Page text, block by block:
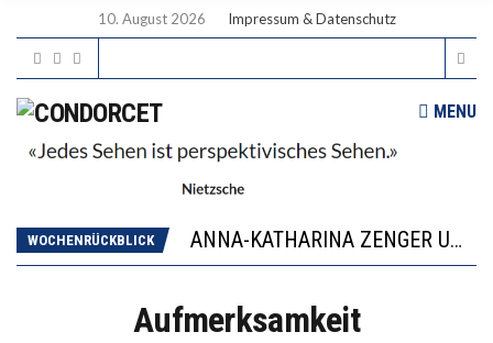
10. August 2026 Impressum & Datenschutz
MENU
WOCHENRÜCKBLICK
ANNA-KATHARINA ZENGER UND IHRE VERFASSUNGSKENNTNISSE
“VIEL ZU VIELE SCHÜLER, DIE GEMESSEN AN IHREN FÄHIGKEITEN GAR NICHT ANS GYMNASIUM GEHÖREN”
Aufmerksamkeit